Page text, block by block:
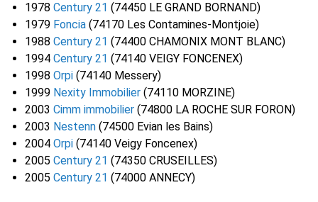
1978 Century 21 (74450 LE GRAND BORNAND)
1979 Foncia (74170 Les Contamines-Montjoie)
1988 Century 21 (74400 CHAMONIX MONT BLANC)
1994 Century 21 (74140 VEIGY FONCENEX)
1998 Orpi (74140 Messery)
1999 Nexity Immobilier (74110 MORZINE)
2003 Cimm immobilier (74800 LA ROCHE SUR FORON)
2003 Nestenn (74500 Evian les Bains)
2004 Orpi (74140 Veigy Foncenex)
2005 Century 21 (74350 CRUSEILLES)
2005 Century 21 (74000 ANNECY)